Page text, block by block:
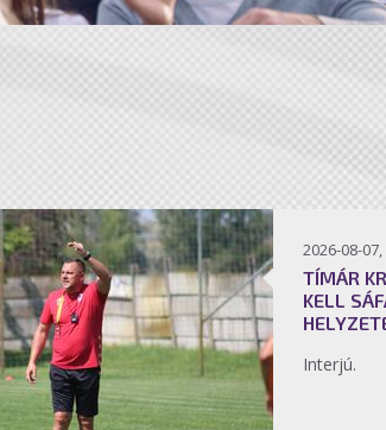
2026-08-
TÍMÁR
KELL
Interjú.